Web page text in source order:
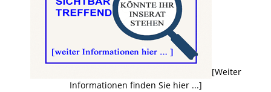
[Weiter
Informationen finden Sie hier ...]